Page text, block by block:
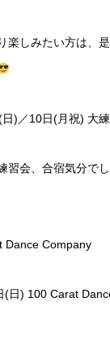
楽しみたい方は、
)／10日(月祝) 大
習会、合宿気分で
Company
(日) 100 Carat